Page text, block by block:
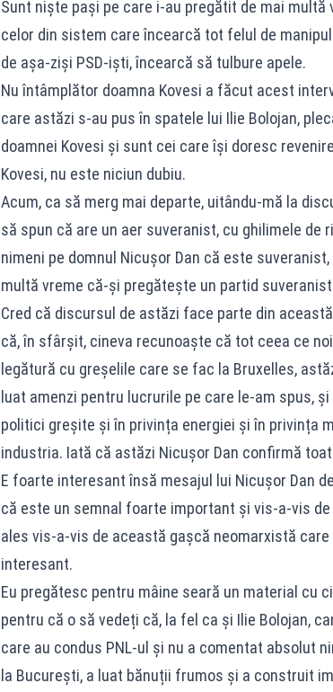
Sunt niște pași pe care i-au pregătit de mai
celor din sistem care încearcă tot felul de
de așa-ziși PSD-iști, încearcă să tulbure apele.
Nu întâmplător doamna Kovesi a făcut acest
care astăzi s-au pus în spatele lui Ilie Bolojan,
doamnei Kovesi și sunt cei care își doresc
Kovesi, nu este niciun dubiu.
Acum, ca să merg mai departe, uitându-mă la
să spun că are un aer suveranist, cu ghilimele de
nimeni pe domnul Nicușor Dan că este
multă vreme că-și pregătește un partid
Cred că discursul de astăzi face parte din
că, în sfârșit, cineva recunoaște că tot ceea ce
legătură cu greșelile care se fac la Bruxelles,
luat amenzi pentru lucrurile pe care le-am spus,
politici greșite și în privința energiei și în privința
industria. Iată că astăzi Nicușor Dan confirmă
E foarte interesant însă mesajul lui Nicușor Dan
că este un semnal foarte important și vis-a-vis
ales vis-a-vis de această gașcă neomarxistă
interesant.
Eu pregătesc pentru mâine seară un material cu
pentru că o să vedeți că, la fel ca și Ilie Bolojan,
care au condus PNL-ul și nu a comentat absolut
la București, a luat bănuții frumos și a construit